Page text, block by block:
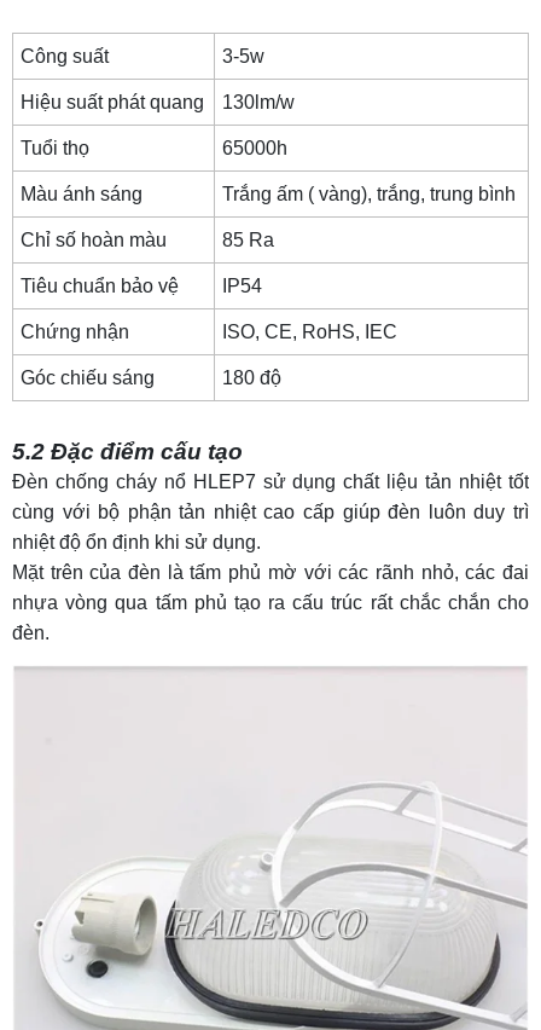
Công suất 3-5w
Hiệu suất phát quang 130lm/w
Tuổi thọ 65000h
Màu ánh sáng Trắng ấm ( vàng), trắng, trung bình
Chỉ số hoàn màu 85 Ra
Tiêu chuẩn bảo vệ IP54
Chứng nhận ISO, CE, RoHS, IEC
Góc chiếu sáng 180 độ
5.2 Đặc điểm cấu tạo
Đèn chống cháy nổ HLEP7 sử dụng chất liệu tản nhiệt tốt
cùng với bộ phận tản nhiệt cao cấp giúp đèn luôn duy trì
nhiệt độ ổn định khi sử dụng.
Mặt trên của đèn là tấm phủ mờ với các rãnh nhỏ, các đai
nhựa vòng qua tấm phủ tạo ra cấu trúc rất chắc chắn cho
đèn.